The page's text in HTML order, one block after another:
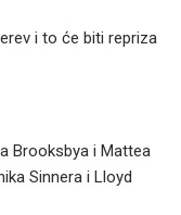
i to će biti repriza
Brooksbya i Mattea
Sinnera i Lloyd